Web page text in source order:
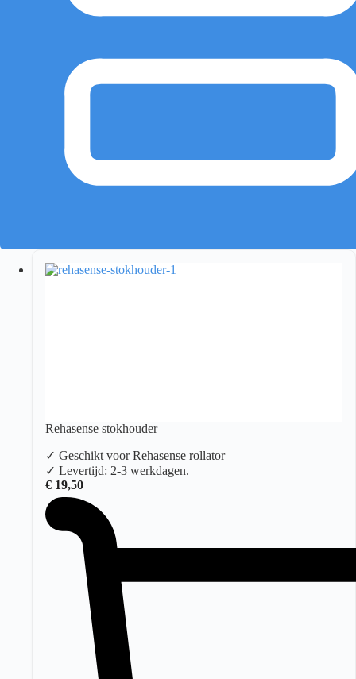
Rehasense stokhouder
✓ Geschikt voor Rehasense rollator
✓ Levertijd: 2-3 werkdagen.
€ 19,50